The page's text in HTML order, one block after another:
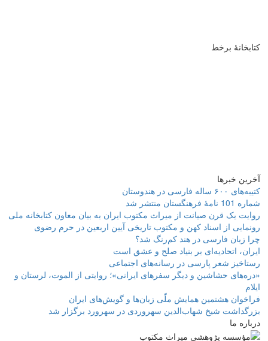
کتابخانۀ برخط
آخرین خبرها
کتیبه‌های ۶۰۰ ساله فارسی در هندوستان
شماره 101 نامۀ فرهنگستان منتشر شد
روایت یک قرن صیانت از میراث مکتوب ایران به بیان معاون کتابخانه ملی
رونمایی از اسناد کهن و مکتوب تاریخی آیین اربعین در حرم رضوی
چرا زبان فارسی در هند کم‌رنگ شد؟
ایران، اتحادیه‌ای بر بنیاد صلح و عشق است
رستاخیز شعر پارسی در رسانه‌های اجتماعی
«دره‌های حشاشین و دیگر سفرهای ایرانی»؛ روایتی از الموت، لرستان و
ایلام
فراخوان هشتمین همایش ملّی زبان‌ها و گویش‌های ایران
بزرگداشت شیخ شهاب‌الدین سهروردی در سهرورد برگزار شد
درباره ما